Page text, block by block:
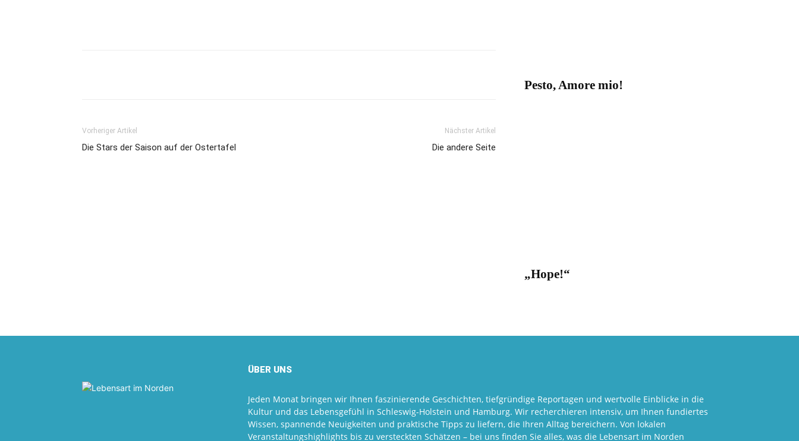
Vorheriger Artikel
Die Stars der Saison auf der Ostertafel
Nächster Artikel
Die andere Seite
Pesto, Amore mio!
„Hope!“
ÜBER UNS
Jeden Monat bringen wir Ihnen faszinierende Geschichten, tiefgründige Reportagen und wertvolle Einblicke in die
Kultur und das Lebensgefühl in Schleswig-Holstein und Hamburg. Wir recherchieren intensiv, um Ihnen fundiertes
Wissen, spannende Neuigkeiten und praktische Tipps zu liefern, die Ihren Alltag bereichern. Von lokalen
Veranstaltungshighlights bis zu versteckten Schätzen – bei uns finden Sie alles, was die Lebensart im Norden